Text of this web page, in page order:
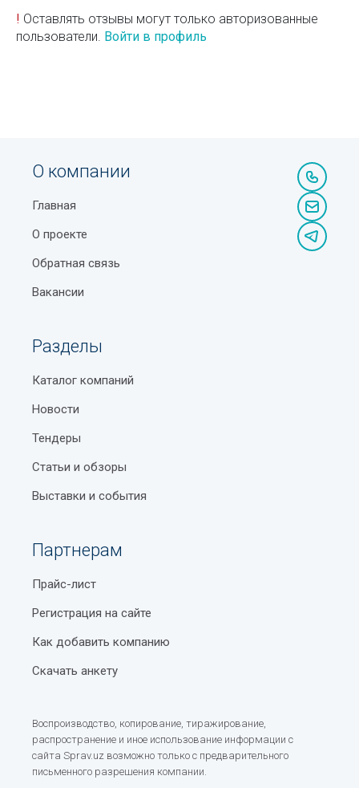
! Оставлять отзывы могут только авторизованные
пользователи. Войти в профиль
О компании
Главная
О проекте
Обратная связь
Вакансии
Разделы
Каталог компаний
Новости
Тендеры
Статьи и обзоры
Выставки и события
Партнерам
Прайс-лист
Регистрация на сайте
Как добавить компанию
Скачать анкету
Воспроизводство, копирование, тиражирование,
распространение и иное использование информации с
сайта Sprav.uz возможно только с предварительного
письменного разрешения компании.